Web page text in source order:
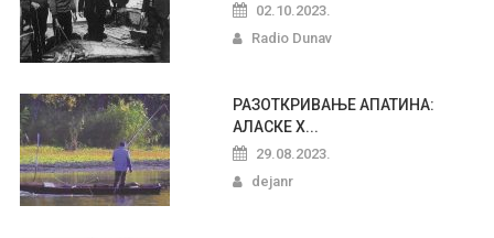
02.10.2023.
Radio Dunav
РАЗОТКРИВАЊЕ АПАТИНА:
АЛАСКЕ Х...
29.08.2023.
dejanr